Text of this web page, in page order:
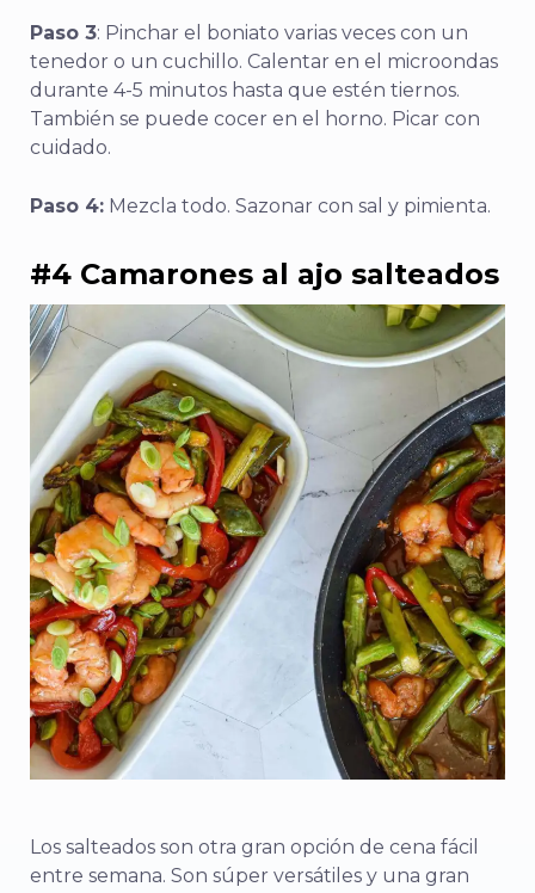
Paso 3: Pinchar el boniato varias veces con un
tenedor o un cuchillo. Calentar en el microondas
durante 4-5 minutos hasta que estén tiernos.
También se puede cocer en el horno. Picar con
cuidado.
Paso 4: Mezcla todo. Sazonar con sal y pimienta.
#4 Camarones al ajo salteados
Los salteados son otra gran opción de cena fácil
entre semana. Son súper versátiles y una gran